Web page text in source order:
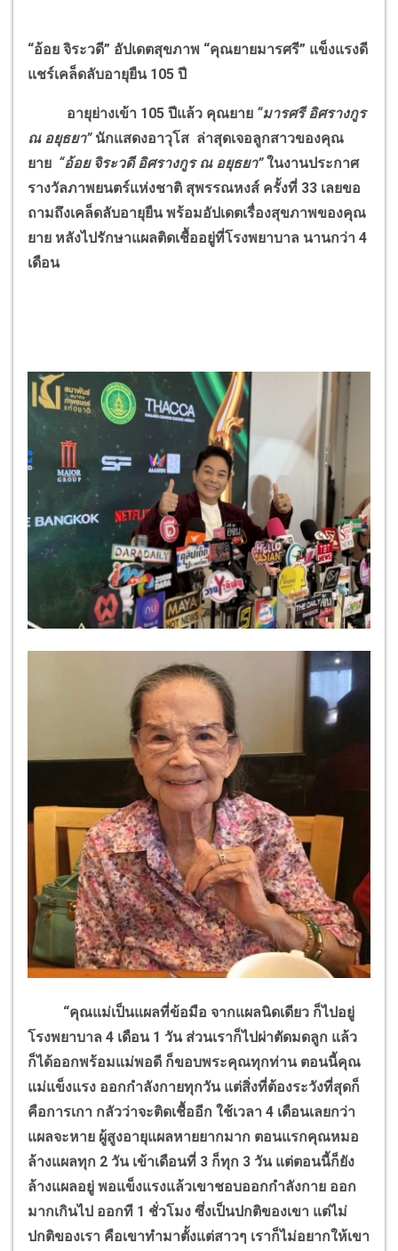
“อ้อย จิระวดี” อัปเดตสุขภาพ “คุณยายมารศรี” แข็งแรงดี
แชร์เคล็ดลับอายุยืน 105 ปี
อายุย่างเข้า 105 ปีแล้ว คุณยาย “มารศรี อิศรางกูร
ณ อยุธยา” นักแสดงอาวุโส ล่าสุดเจอลูกสาวของคุณ
ยาย “อ้อย จิระวดี อิศรางกูร ณ อยุธยา”ในงานประกาศ
รางวัลภาพยนตร์แห่งชาติ สุพรรณหงส์ ครั้งที่ 33 เลยขอ
ถามถึงเคล็ดลับอายุยืน พร้อมอัปเดตเรื่องสุขภาพของคุณ
ยาย หลังไปรักษาแผลติดเชื้ออยู่ที่โรงพยาบาล นานกว่า 4
เดือน
“คุณแม่เป็นแผลที่ข้อมือ จากแผลนิดเดียว ก็ไปอยู่
โรงพยาบาล 4 เดือน 1 วัน ส่วนเราก็ไปผ่าตัดมดลูก แล้ว
ก็ได้ออกพร้อมแม่พอดี ก็ขอบพระคุณทุกท่าน ตอนนี้คุณ
แม่แข็งแรง ออกกำลังกายทุกวัน แต่สิ่งที่ต้องระวังที่สุดก็
คือการเกา กลัวว่าจะติดเชื้ออีก ใช้เวลา 4 เดือนเลยกว่า
แผลจะหาย ผู้สูงอายุแผลหายยากมาก ตอนแรกคุณหมอ
ล้างแผลทุก 2 วัน เข้าเดือนที่ 3 ก็ทุก 3 วัน แต่ตอนนี้ก็ยัง
ล้างแผลอยู่ พอแข็งแรงแล้วเขาชอบออกกำลังกาย ออก
มากเกินไป ออกที 1 ชั่วโมง ซึ่งเป็นปกติของเขา แต่ไม่
ปกติของเรา คือเขาทำมาตั้งแต่สาวๆ เราก็ไม่อยากให้เขา